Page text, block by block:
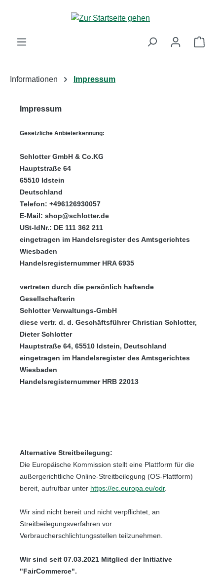
Zum Hauptinhalt springen
Informationen Impressum
Impressum
Gesetzliche Anbieterkennung:
Schlotter GmbH & Co.KG
Hauptstraße 64
65510 Idstein
Deutschland
Telefon: +496126930057
E-Mail: shop@schlotter.de
USt-IdNr.: DE 111 362 211
eingetragen im Handelsregister des Amtsgerichtes
Wiesbaden
Handelsregisternummer HRA 6935
vertreten durch die persönlich haftende
Gesellschafterin
Schlotter Verwaltungs-GmbH
diese vertr. d. d. Geschäftsführer Christian Schlotter,
Dieter Schlotter
Hauptstraße 64, 65510 Idstein, Deutschland
eingetragen im Handelsregister des Amtsgerichtes
Wiesbaden
Handelsregisternummer HRB 22013
Alternative Streitbeilegung:
Die Europäische Kommission stellt eine Plattform für die
außergerichtliche Online-Streitbeilegung (OS-Plattform)
bereit, aufrufbar unter https://ec.europa.eu/odr.
Wir sind nicht bereit und nicht verpflichtet, an
Streitbeilegungsverfahren vor
Verbraucherschlichtungsstellen teilzunehmen.
Wir sind seit 07.03.2021 Mitglied der Initiative
"FairCommerce".